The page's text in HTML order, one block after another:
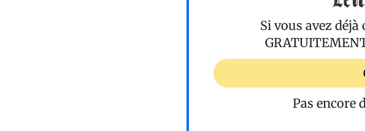
Si vous avez
Pas encore